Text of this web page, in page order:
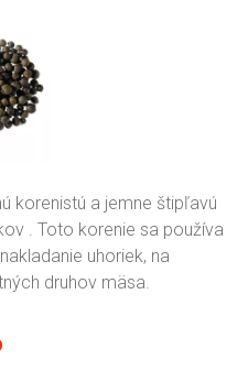
korenistú a jemne štipľavú
. Toto korenie sa používa
uhoriek, na
druhov mäsa.